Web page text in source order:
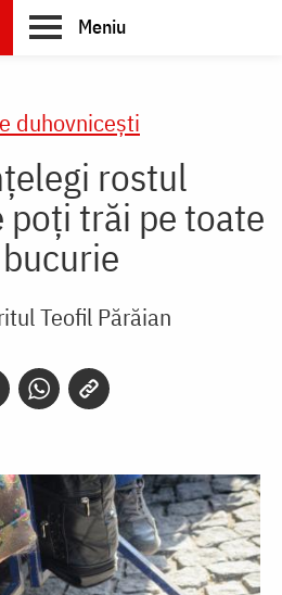
Meniu
duhovnicești
rostul
trăi pe toate
Teofil Părăian